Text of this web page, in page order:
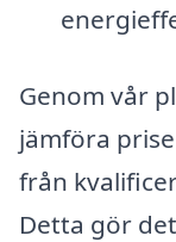
Genom vår
jämföra
från
Detta gör